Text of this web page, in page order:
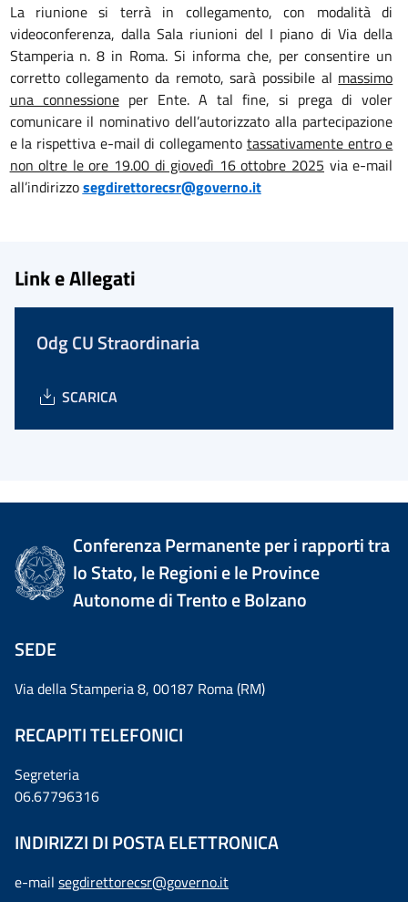
La riunione si terrà in collegamento, con modalità di
videoconferenza, dalla Sala riunioni del I piano di Via della
Stamperia n. 8 in Roma. Si informa che, per consentire un
corretto collegamento da remoto, sarà possibile al massimo
una connessioneper Ente. A tal fine, si prega di voler
comunicare il nominativo dell’autorizzato alla partecipazione
e la rispettiva e-mail di collegamento tassativamente entro e
non oltre le ore 19.00 di giovedì 16 ottobre 2025 via e-mail
all’indirizzosegdirettorecsr@governo.it
Link e Allegati
Odg CU Straordinaria
SCARICA
Conferenza Permanente per i rapporti tra
lo Stato, le Regioni e le Province
Autonome di Trento e Bolzano
SEDE
Via della Stamperia 8, 00187 Roma (RM)
RECAPITI TELEFONICI
Segreteria
06.67796316
INDIRIZZI DI POSTA ELETTRONICA
e-mail segdirettorecsr@governo.it